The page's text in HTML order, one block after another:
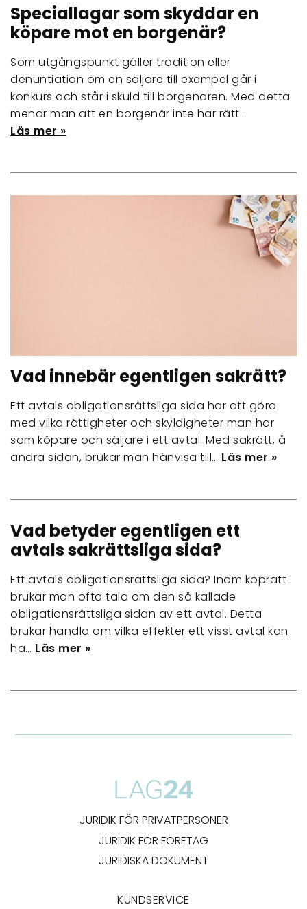
Speciallagar som skyddar en
köpare mot en borgenär?
Som utgångspunkt gäller tradition eller
denuntiation om en säljare till exempel går i
konkurs och står i skuld till borgenären. Med detta
menar man att en borgenär inte har rätt…
Läs mer »
Vad innebär egentligen sakrätt?
Ett avtals obligationsrättsliga sida har att göra
med vilka rättigheter och skyldigheter man har
som köpare och säljare i ett avtal. Med sakrätt, å
andra sidan, brukar man hänvisa till… Läs mer »
Vad betyder egentligen ett
avtals sakrättsliga sida?
Ett avtals obligationsrättsliga sida? Inom köprätt
brukar man ofta tala om den så kallade
obligationsrättsliga sidan av ett avtal. Detta
brukar handla om vilka effekter ett visst avtal kan
ha… Läs mer »
JURIDIK FÖR PRIVATPERSONER
JURIDIK FÖR FÖRETAG
JURIDISKA DOKUMENT
KUNDSERVICE